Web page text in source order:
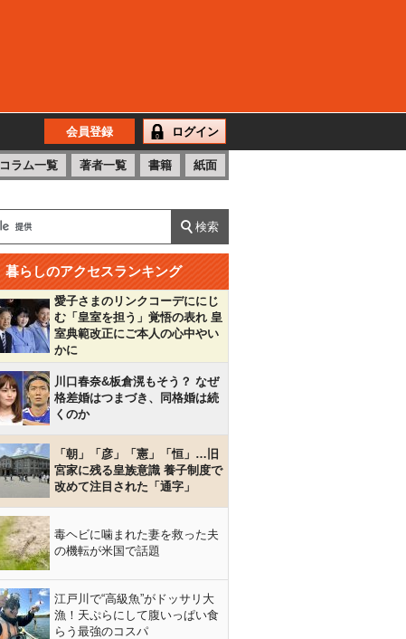
会員登録 ログイン
コラム一覧 著者一覧 書籍 紙面
暮らしのアクセスランキング
愛子さまのリンクコーデににじ
む「皇室を担う」覚悟の表れ 皇
室典範改正にご本人の心中やい
かに
川口春奈&板倉滉もそう？ なぜ
格差婚はつまづき、同格婚は続
くのか
「朝」「彦」「憲」「恒」…旧
宮家に残る皇族意識 養子制度で
改めて注目された「通字」
毒ヘビに噛まれた妻を救った夫
の機転が米国で話題
江戸川で“高級魚”がドッサリ大
漁！天ぷらにして腹いっぱい食
らう最強のコスパ